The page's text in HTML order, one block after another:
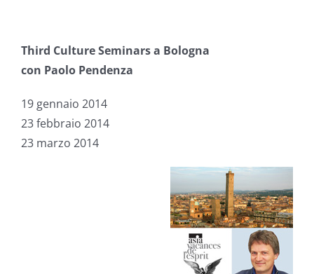
Third Culture Seminars a Bologna
con Paolo Pendenza
19 gennaio 2014
23 febbraio 2014
23 marzo 2014